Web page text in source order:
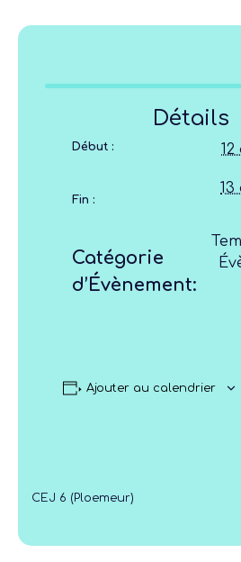
Détails
Début : 12
Fin :
13
Catégorie
d’Évènement:
Ajouter au calendrier
CEJ 6 (Ploemeur)